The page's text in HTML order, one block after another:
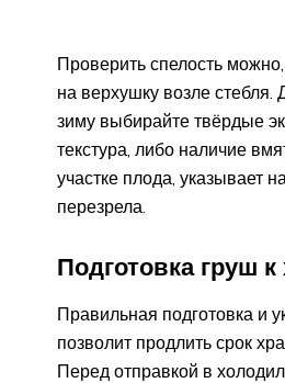
Проверить спелость
на верхушку возле стебля.
зиму выбирайте твёрдые
текстура, либо наличие
участке плода, указывает
перезрела.
Подготовка груш
Правильная подготовка и
позволит продлить срок
Перед отправкой в